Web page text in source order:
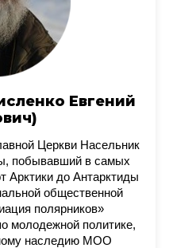
Евгений
Церкви Насельник
побывавший в самых
Арктики до Антарктиды
общественной
полярников»
молодежной политике,
наследию МОО